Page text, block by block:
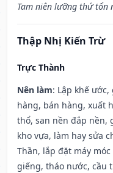
Tam niên lưỡng thứ tổn
Thập Nhị Kiến Trừ
Trực Thành
Nên làm: Lập khế
hàng, bán hàng, xuất
thổ, san nền đắp nền,
kho vựa, làm hay sửa
Thần, lắp đặt máy
giếng, tháo nước, cầu